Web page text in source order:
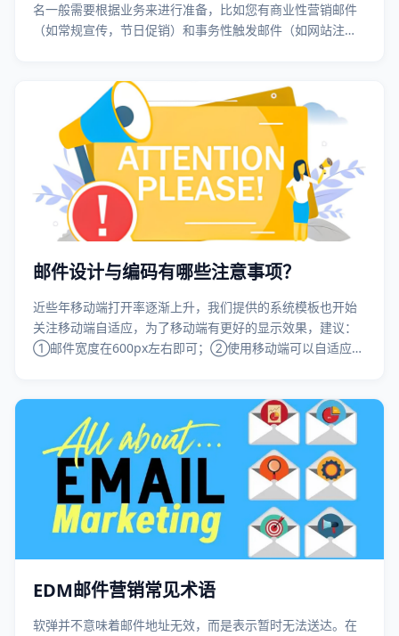
名一般需要根据业务来进行准备，比如您有商业性营销邮件
（如常规宣传，节日促销）和事务性触发邮件（如网站注
邮件设计与编码有哪些注意事项？
近些年移动端打开率逐渐上升，我们提供的系统模板也开始
关注移动端自适应，为了移动端有更好的显示效果，建议：
①邮件宽度在600px左右即可；②使用移动端可以自适应的
EDM邮件营销常见术语
软弹并不意味着邮件地址无效，而是表示暂时无法送达。在